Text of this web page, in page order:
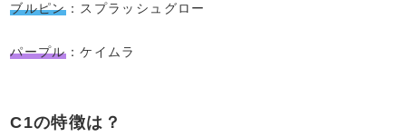
ブルピン：スプラッシュグロー
パープル：ケイムラ
C1の特徴は？